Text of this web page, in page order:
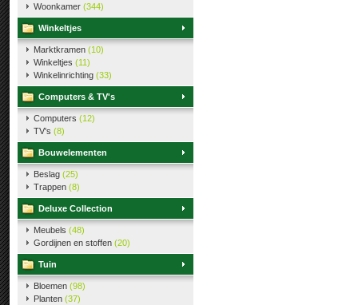
Woonkamer (344)
Winkeltjes
Marktkramen (10)
Winkeltjes (11)
Winkelinrichting (33)
Computers & TV's
Computers (12)
TV's (8)
Bouwelementen
Beslag (25)
Trappen (8)
Deluxe Collection
Meubels (48)
Gordijnen en stoffen (20)
Tuin
Bloemen (98)
Planten (37)